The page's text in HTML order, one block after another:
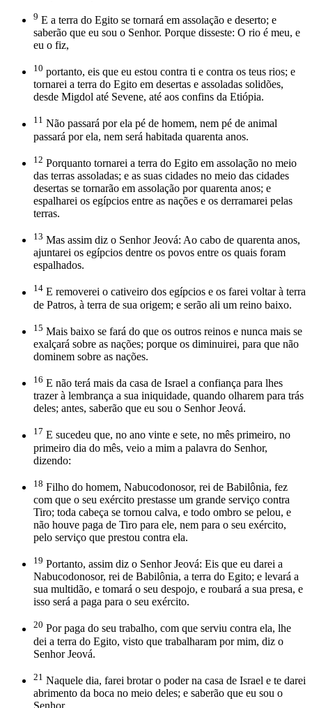
9 E a terra do Egito se tornará em assolação e deserto; e
saberão que eu sou o Senhor. Porque disseste: O rio é meu, e
eu o fiz,
10 portanto, eis que eu estou contra ti e contra os teus rios; e
tornarei a terra do Egito em desertas e assoladas solidões,
desde Migdol até Sevene, até aos confins da Etiópia.
11 Não passará por ela pé de homem, nem pé de animal
passará por ela, nem será habitada quarenta anos.
12 Porquanto tornarei a terra do Egito em assolação no meio
das terras assoladas; e as suas cidades no meio das cidades
desertas se tornarão em assolação por quarenta anos; e
espalharei os egípcios entre as nações e os derramarei pelas
terras.
13 Mas assim diz o Senhor Jeová: Ao cabo de quarenta anos,
ajuntarei os egípcios dentre os povos entre os quais foram
espalhados.
14 E removerei o cativeiro dos egípcios e os farei voltar à terra
de Patros, à terra de sua origem; e serão ali um reino baixo.
15 Mais baixo se fará do que os outros reinos e nunca mais se
exalçará sobre as nações; porque os diminuirei, para que não
dominem sobre as nações.
16 E não terá mais da casa de Israel a confiança para lhes
trazer à lembrança a sua iniquidade, quando olharem para trás
deles; antes, saberão que eu sou o Senhor Jeová.
17 E sucedeu que, no ano vinte e sete, no mês primeiro, no
primeiro dia do mês, veio a mim a palavra do Senhor,
dizendo:
18 Filho do homem, Nabucodonosor, rei de Babilônia, fez
com que o seu exército prestasse um grande serviço contra
Tiro; toda cabeça se tornou calva, e todo ombro se pelou, e
não houve paga de Tiro para ele, nem para o seu exército,
pelo serviço que prestou contra ela.
19 Portanto, assim diz o Senhor Jeová: Eis que eu darei a
Nabucodonosor, rei de Babilônia, a terra do Egito; e levará a
sua multidão, e tomará o seu despojo, e roubará a sua presa, e
isso será a paga para o seu exército.
20 Por paga do seu trabalho, com que serviu contra ela, lhe
dei a terra do Egito, visto que trabalharam por mim, diz o
Senhor Jeová.
21 Naquele dia, farei brotar o poder na casa de Israel e te darei
abrimento da boca no meio deles; e saberão que eu sou o
Senhor.